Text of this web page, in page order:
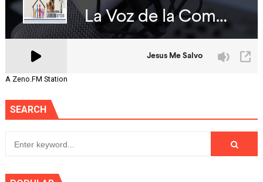
A Zeno.FM Station
SEARCH